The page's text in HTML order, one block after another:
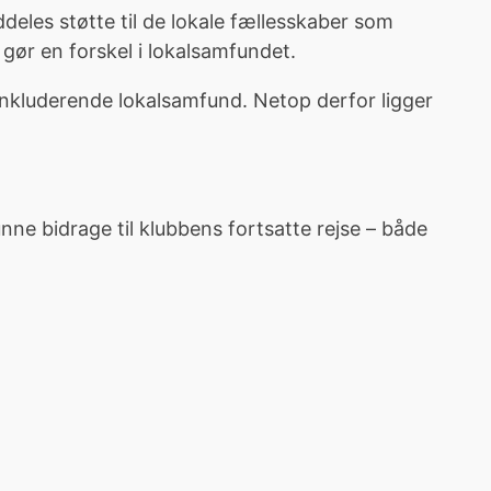
støtte til de lokale fællesskaber som
en forskel i lokalsamfundet.
lokalsamfund. Netop derfor ligger
bidrage til klubbens fortsatte rejse – både